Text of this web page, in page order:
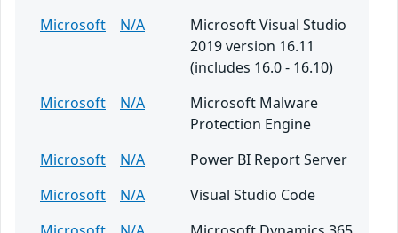
Microsoft
N/A
Microsoft Visual Studio
2019 version 16.11
(includes 16.0 - 16.10)
Microsoft
N/A
Microsoft Malware
Protection Engine
Microsoft
N/A
Power BI Report Server
Microsoft
N/A
Visual Studio Code